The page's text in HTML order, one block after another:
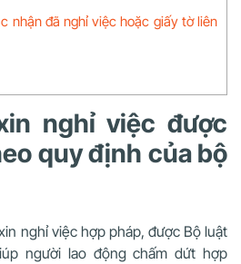
nhận đã nghỉ việc hoặc giấy tờ liên
nghỉ việc được
quy định của bộ
nghỉ việc hợp pháp, được Bộ luật
người lao động chấm dứt hợp